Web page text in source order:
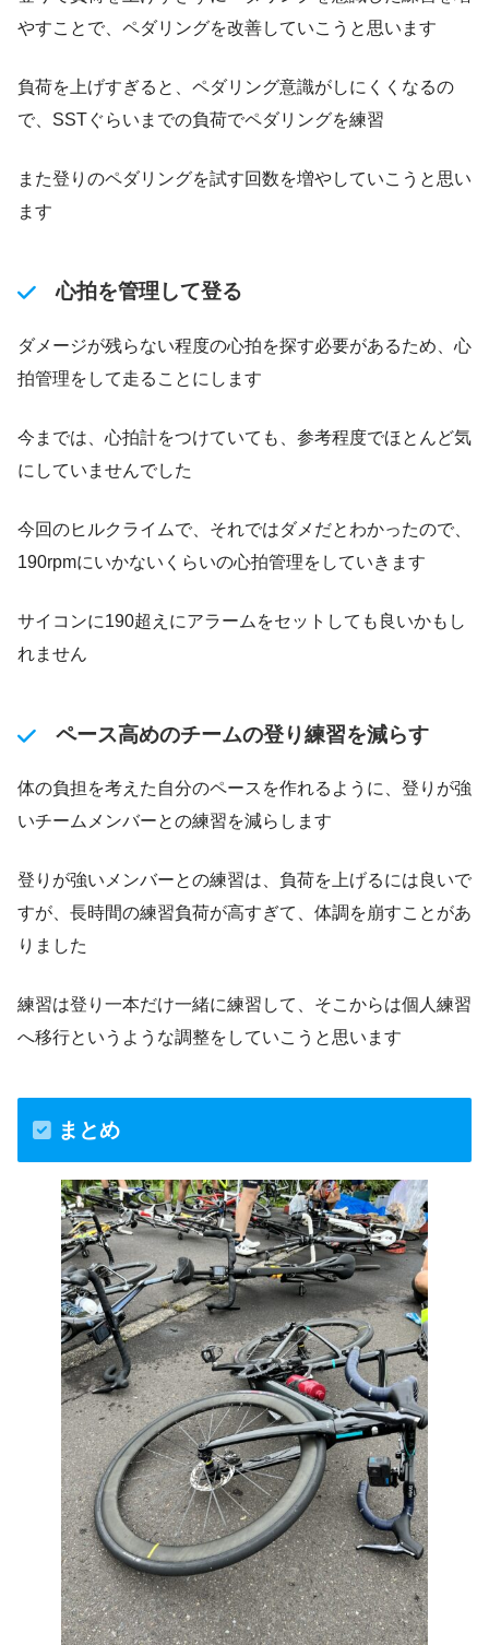
やすことで、ペダリングを改善していこうと思います
負荷を上げすぎると、ペダリング意識がしにくくなるの
で、SSTぐらいまでの負荷でペダリングを練習
また登りのペダリングを試す回数を増やしていこうと思い
ます
心拍を管理して登る
ダメージが残らない程度の心拍を探す必要があるため、心
拍管理をして走ることにします
今までは、心拍計をつけていても、参考程度でほとんど気
にしていませんでした
今回のヒルクライムで、それではダメだとわかったので、
190rpmにいかないくらいの心拍管理をしていきます
サイコンに190超えにアラームをセットしても良いかもし
れません
ペース高めのチームの登り練習を減らす
体の負担を考えた自分のペースを作れるように、登りが強
いチームメンバーとの練習を減らします
登りが強いメンバーとの練習は、負荷を上げるには良いで
すが、長時間の練習負荷が高すぎて、体調を崩すことがあ
りました
練習は登り一本だけ一緒に練習して、そこからは個人練習
へ移行というような調整をしていこうと思います
まとめ